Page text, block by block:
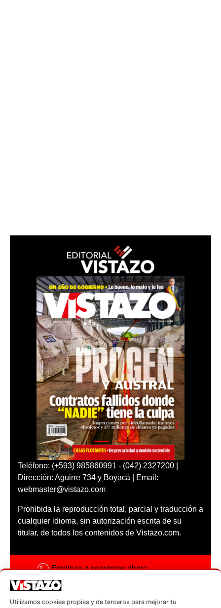
Teléfono: (+593) 985860991 - (042) 2327200 |
Dirección: Aguirre 734 y Boyacá | Email:
webmaster@vistazo.com
Prohibida la reproducción total, parcial y traducción a
cualquier idioma, sin autorización escrita de su
titular, de todos los contenidos de Vistazo.com.
Empieza a seguirnos ahora
Código ética
Utilizamos cookies propias y de terceros para mejorar tu